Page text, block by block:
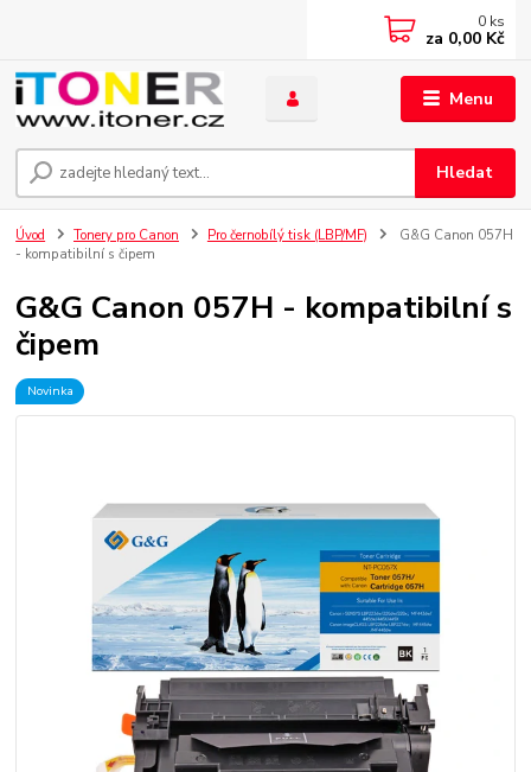
Menu
Hledat
0 ks
za 0,00 Kč
Úvod Tonery pro Canon Pro černobílý tisk (LBP/MF)
G&G Canon 057H
- kompatibilní s čipem
G&G Canon 057H - kompatibilní s
čipem
Novinka